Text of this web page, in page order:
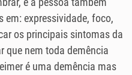
em: expressividade, foco,
os principais sintomas da
que nem toda demência
é uma demência mas